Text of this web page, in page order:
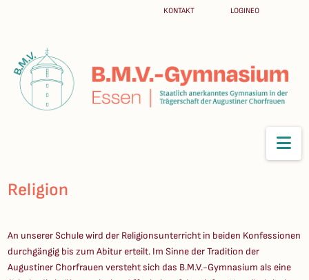
KONTAKT LOGINEO
Religion
An unserer Schule wird der Religionsunterricht in beiden Konfessionen
durchgängig bis zum Abitur erteilt. Im Sinne der Tradition der
Augustiner Chorfrauen versteht sich das B.M.V.-Gymnasium als eine